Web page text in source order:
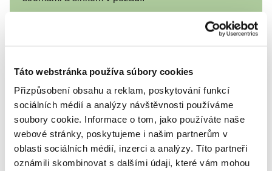
Táto webstránka používa súbory cookies
Přizpůsobení obsahu a reklam, poskytování funkcí
sociálních médií a analýzy návštěvnosti používáme
soubory cookie. Informace o tom, jako používáte naše
webové stránky, poskytujeme i našim partnerům v
oblasti sociálních médií, inzerci a analýzy. Títo partneři
oznámili skombinovat s dalšími údaji, které vám mohou